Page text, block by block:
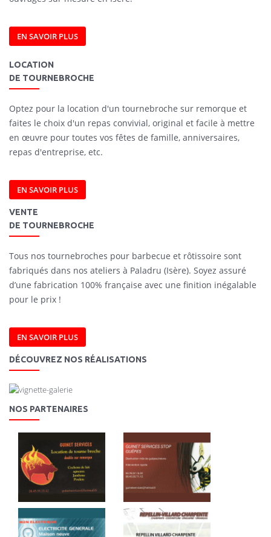
EN SAVOIR PLUS
LOCATION
DE TOURNEBROCHE
Optez pour la location d'un tournebroche sur remorque et
faites le choix d'un repas convivial, original et facile à mettre
en œuvre pour toutes vos fêtes de famille, anniversaires,
repas d'entreprise, etc.
EN SAVOIR PLUS
VENTE
DE TOURNEBROCHE
Tous nos tournebroches pour barbecue et rôtissoire sont
fabriqués dans nos ateliers à Paladru (Isère). Soyez assuré
d’une fabrication 100% française avec une finition inégalable
pour le prix !
EN SAVOIR PLUS
DÉCOUVREZ NOS RÉALISATIONS
NOS PARTENAIRES